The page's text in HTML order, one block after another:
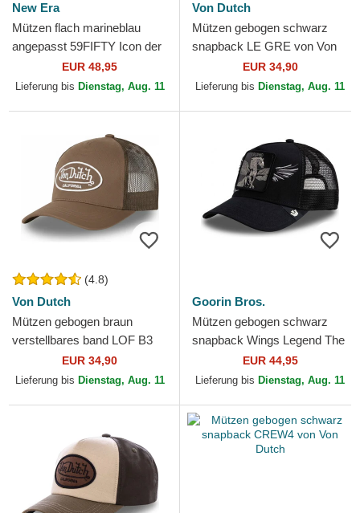
New Era
Mützen flach marineblau
angepasst 59FIFTY Icon der
New York Yankees MLB von
New Era
EUR 48,95
Lieferung bis Dienstag, Aug. 11
Von Dutch
Mützen gebogen schwarz
snapback LE GRE von Von
EUR 34,90
Lieferung bis Dienstag, Aug. 11
(4.8)
Von Dutch
Mützen gebogen braun
verstellbares band LOF B3
von Von DutchEUR 34,90
Lieferung bis Dienstag, Aug. 11
Goorin Bros.
Mützen gebogen schwarz
snapback Wings Legend The
Farm Goorin Bros.
EUR 44,95
Lieferung bis Dienstag, Aug. 11